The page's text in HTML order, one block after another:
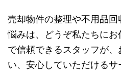
売却物件の整理や不用品
悩みは、どうぞ私たちに
で信頼できるスタッフが
い、安心していただけるサ